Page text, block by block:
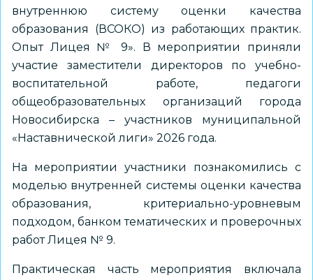
внутреннюю систему оценки качества
образования (ВСОКО) из работающих практик.
Опыт Лицея № 9». В мероприятии приняли
участие заместители директоров по учебно-
воспитательной работе, педагоги
общеобразовательных организаций города
Новосибирска – участников муниципальной
«Наставнической лиги» 2026 года.
На мероприятии участники познакомились с
моделью внутренней системы оценки качества
образования, критериально-уровневым
подходом, банком тематических и проверочных
работ Лицея № 9.
Практическая часть мероприятия включала